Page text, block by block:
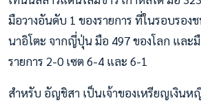
มือวางอันดับ 1 ของรายการ ที่ในรอบรอง
นาอิโตะ จากญี่ปุ่น มือ 497 ของโลก และ
รายการ 2-0 เซต 6-4 และ 6-1
สำหรับ อัญชิสา เป็นเจ้าของเหรียญเงินห